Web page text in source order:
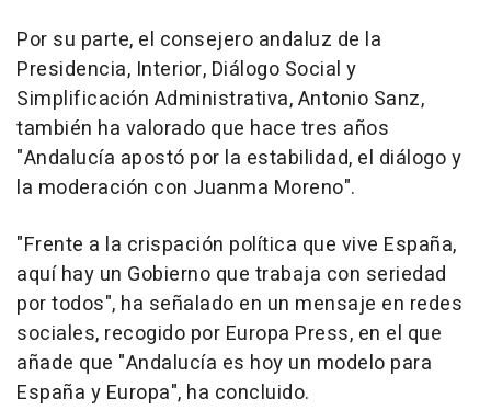
Por su parte, el consejero andaluz de la
Presidencia, Interior, Diálogo Social y
Simplificación Administrativa, Antonio Sanz,
también ha valorado que hace tres años
"Andalucía apostó por la estabilidad, el diálogo y
la moderación con Juanma Moreno".
"Frente a la crispación política que vive España,
aquí hay un Gobierno que trabaja con seriedad
por todos", ha señalado en un mensaje en redes
sociales, recogido por Europa Press, en el que
añade que "Andalucía es hoy un modelo para
España y Europa", ha concluido.